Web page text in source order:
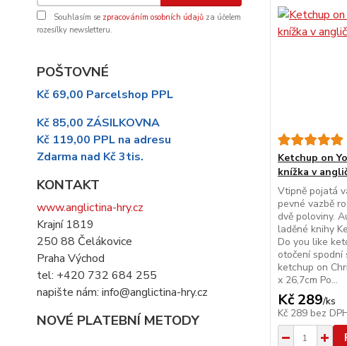
Souhlasím se zpracováním osobních údajů za účelem
rozesílky newsletteru.
POŠTOVNÉ
Kč 69,00 Parcelshop PPL
Kč 85,00 ZÁSILKOVNA
Kč 119,00 PPL na adresu
Zdarma nad Kč 3tis.
KONTAKT
www.anglictina-hry.cz
Krajní 1819
250 88 Čelákovice
Praha Východ
tel: +420 732 684 255
napište nám: info@anglictina-hry.cz
NOVÉ PLATEBNÍ METODY
Ketchup on
knížka v
Vtipně pojatá
pevné vazbě
dvě poloviny.
laděné knihy
Do you like
otočení spodní
ketchup on
x 26,7cm Po...
Kč 289/ks
Kč 289 bez